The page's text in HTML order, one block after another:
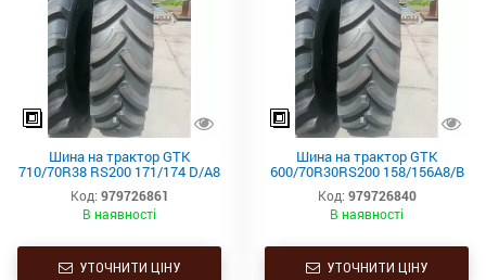
Шина на трактор GTK
710/70R38 RS200 171/174 D/A8
TL
Код: 979726861
В наявності
УТОЧНИТИ ЦІНУ
Шина на трактор GTK
600/70R30RS200 158/156A8/B
TL
Код: 979726840
В наявності
УТОЧНИТИ ЦІНУ